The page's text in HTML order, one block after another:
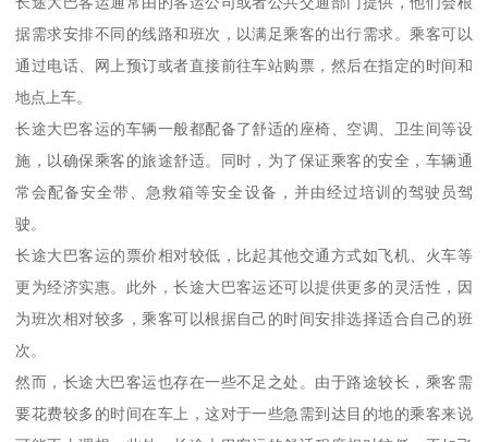
据需求安排不同的线路和班次，以满足乘客的出行需求。乘客可以
通过电话、网上预订或者直接前往车站购票，然后在指定的时间和
地点上车。
长途大巴客运的车辆一般都配备了舒适的座椅、空调、卫生间等设
施，以确保乘客的旅途舒适。同时，为了保证乘客的安全，车辆通
常会配备安全带、急救箱等安全设备，并由经过培训的驾驶员驾
驶。
长途大巴客运的票价相对较低，比起其他交通方式如飞机、火车等
更为经济实惠。此外，长途大巴客运还可以提供更多的灵活性，因
为班次相对较多，乘客可以根据自己的时间安排选择适合自己的班
次。
然而，长途大巴客运也存在一些不足之处。由于路途较长，乘客需
要花费较多的时间在车上，这对于一些急需到达目的地的乘客来说